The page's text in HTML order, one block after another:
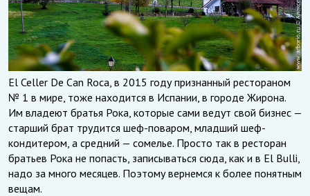
El Celler De Can Roca, в 2015 году признанный рестораном
№ 1 в мире, тоже находится в Испании, в городе Жирона.
Им владеют братья Рока, которые сами ведут свой бизнес —
старший брат трудится шеф-поваром, младший шеф-
кондитером, а средний — сомелье. Просто так в ресторан
братьев Рока не попасть, записываться сюда, как и в El Bulli,
надо за много месяцев. Поэтому вернемся к более понятным
вещам.